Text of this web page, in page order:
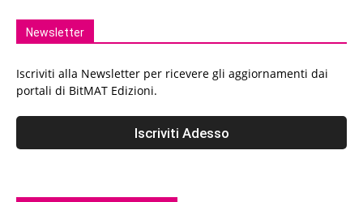
Newsletter
Iscriviti alla Newsletter per ricevere gli aggiornamenti dai
portali di BitMAT Edizioni.